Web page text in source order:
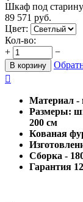
Шкаф под
89 571 руб.
Цвет:
Кол-во:
+
−
В корзину

Материал -
Размеры:
200 см
Кованая
Сборка -
Гарантия